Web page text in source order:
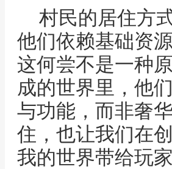
村民的居住方
他们依赖基础资
这何尝不是一种
成的世界里，他
与功能，而非奢
住，也让我们在
我的世界带给玩